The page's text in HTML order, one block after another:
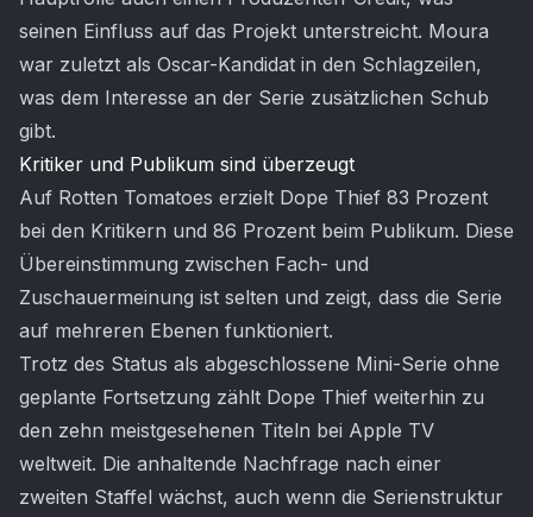
seinen Einfluss auf das Projekt unterstreicht. Moura
war zuletzt als Oscar-Kandidat in den Schlagzeilen,
was dem Interesse an der Serie zusätzlichen Schub
gibt.
Kritiker und Publikum sind überzeugt
Auf Rotten Tomatoes erzielt Dope Thief 83 Prozent
bei den Kritikern und 86 Prozent beim Publikum. Diese
Übereinstimmung zwischen Fach- und
Zuschauermeinung ist selten und zeigt, dass die Serie
auf mehreren Ebenen funktioniert.
Trotz des Status als abgeschlossene Mini-Serie ohne
geplante Fortsetzung zählt Dope Thief weiterhin zu
den zehn meistgesehenen Titeln bei Apple TV
weltweit. Die anhaltende Nachfrage nach einer
zweiten Staffel wächst, auch wenn die Serienstruktur